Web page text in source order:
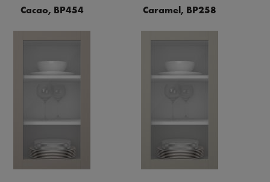
Cacao, BP454 Caramel, BP258